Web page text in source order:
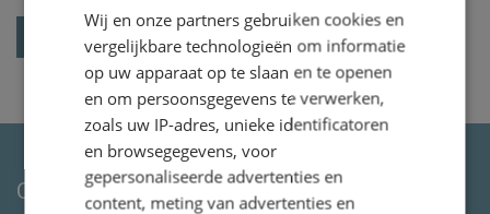
Terug naar het overzicht
Contactgegevens
ENGLISH
Wij en onze partners gebruiken cookies en
vergelijkbare technologieën om informatie
op uw apparaat op te slaan en te openen
en om persoonsgegevens te verwerken,
zoals uw IP-adres, unieke identificatoren
en browsegegevens, voor
gepersonaliseerde advertenties en
content, meting van advertenties en